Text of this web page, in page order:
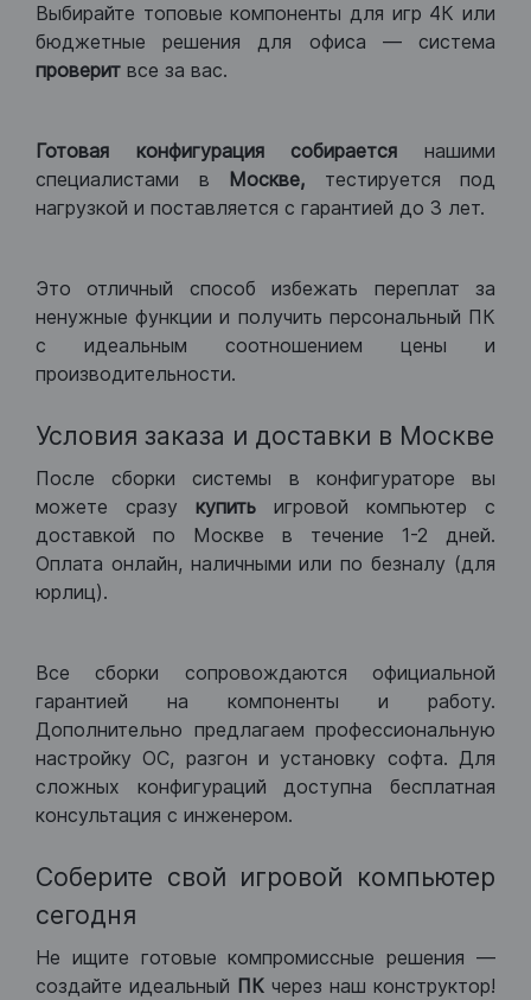
Выбирайте топовые компоненты для игр 4К или
бюджетные решения для офиса — система
проверит все за вас.
Готовая конфигурация собираетсянашими
специалистами в Москве, тестируется под
нагрузкой и поставляется с гарантией до 3 лет.
Это отличный способ избежать переплат за
ненужные функции и получить персональный ПК
с идеальным соотношением цены и
производительности.
Условия заказа и доставки в Москве
После сборки системы в конфигураторе вы
можете сразу купить игровой компьютер с
доставкой по Москве в течение 1-2 дней.
Оплата онлайн, наличными или по безналу (для
юрлиц).
Все сборки сопровождаются официальной
гарантией на компоненты и работу.
Дополнительно предлагаем профессиональную
настройку ОС, разгон и установку софта. Для
сложных конфигураций доступна бесплатная
консультация с инженером.
Соберите свой игровой компьютер
сегодня
Не ищите готовые компромиссные решения —
создайте идеальный ПК через наш конструктор!